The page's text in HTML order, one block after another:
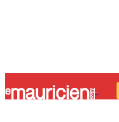
-